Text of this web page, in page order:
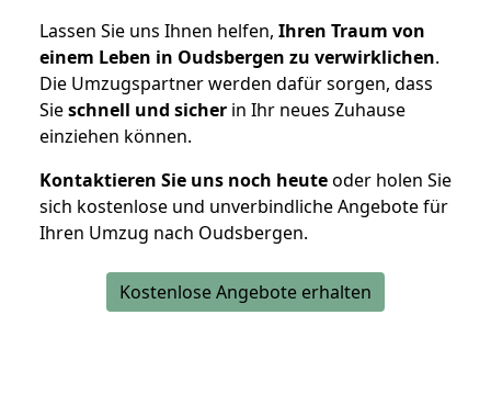
Lassen Sie uns Ihnen helfen, Ihren Traum von
einem Leben in Oudsbergen zu verwirklichen.
Die Umzugspartner werden dafür sorgen, dass
Sieschnell und sicher in Ihr neues Zuhause
einziehen können.
Kontaktieren Sie uns noch heuteoder holen Sie
sich kostenlose und unverbindliche Angebote für
Ihren Umzug nach Oudsbergen.
Kostenlose Angebote erhalten